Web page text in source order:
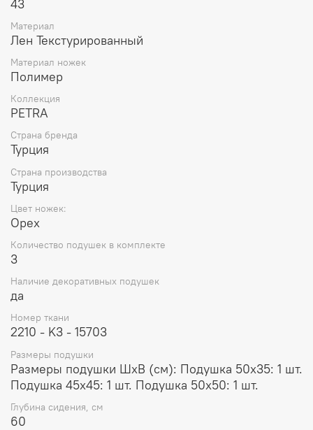
* Ножки в двух цветовых вариантах: дымчатый и
ореховый
* Подушки на спинке можно убрать и использовать
диван в качестве спального места
* Прочная обивка дивана проста в уходе и устойчива к
царапинам.
* Высокие ножки облегчают уборку
43
Материал
Лен Текстурированный
Материал ножек
Полимер
Коллекция
PETRA
Страна бренда
Турция
Страна производства
Турция
Цвет ножек:
Орех
Количество подушек в комплекте
3
Наличие декоративных подушек
да
Номер ткани
2210 - K3 - 15703
Размеры подушки
Размеры подушки ШxВ (см): Подушка 50x35: 1 шт.
Подушка 45x45: 1 шт. Подушка 50x50: 1 шт.
Глубина сидения, см
60